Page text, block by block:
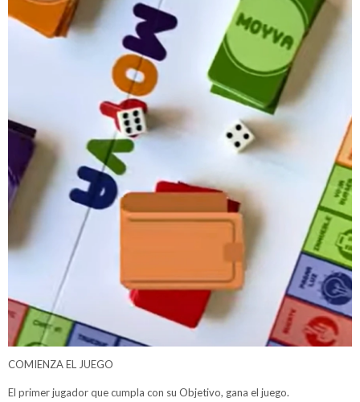
COMIENZA EL JUEGO
El primer jugador que cumpla con su Objetivo, gana el juego.